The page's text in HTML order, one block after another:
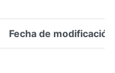
Fecha de modificación